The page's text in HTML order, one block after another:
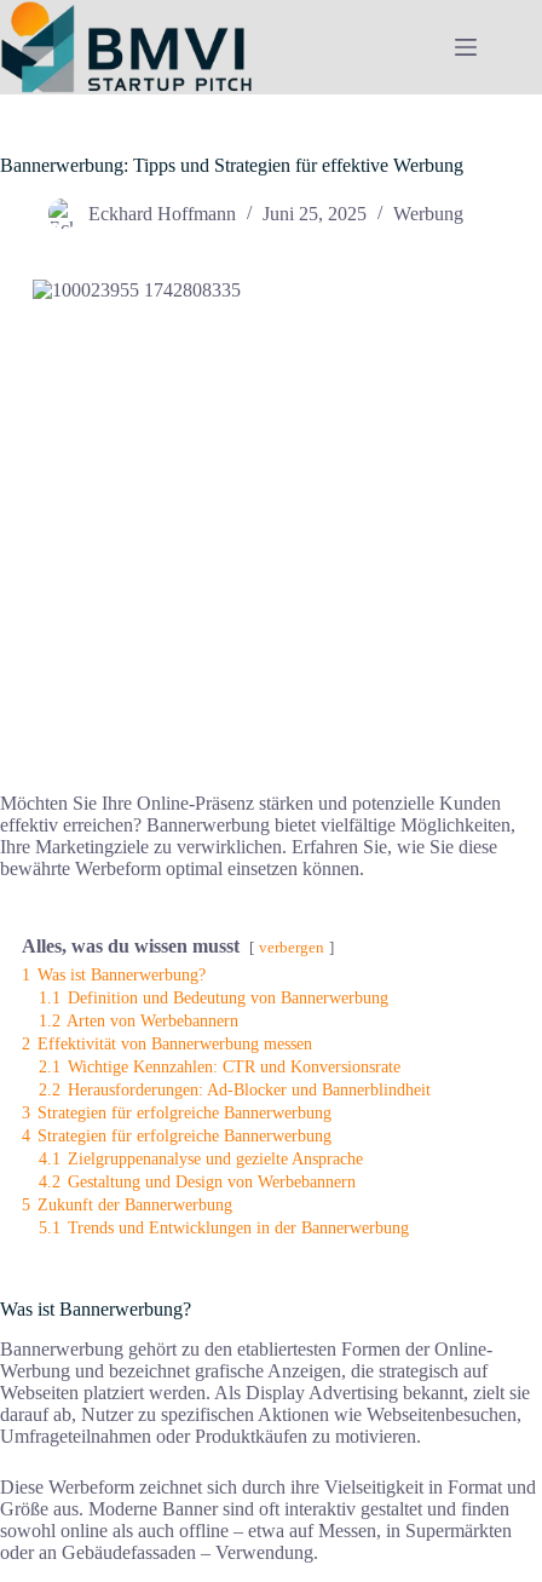
Zum
Inhalt
springen
Bannerwerbung: Tipps und Strategien für effektive Werbung
Eckhard Hoffmann Juni 25, 2025 Werbung
Möchten Sie Ihre Online-Präsenz stärken und potenzielle Kunden
effektiv erreichen? Bannerwerbung bietet vielfältige Möglichkeiten,
Ihre Marketingziele zu verwirklichen. Erfahren Sie, wie Sie diese
bewährte Werbeform optimal einsetzen können.
Alles, was du wissen musst verbergen
1 Was ist Bannerwerbung?
1.1 Definition und Bedeutung von Bannerwerbung
1.2 Arten von Werbebannern
2 Effektivität von Bannerwerbung messen
2.1 Wichtige Kennzahlen: CTR und Konversionsrate
2.2 Herausforderungen: Ad-Blocker und Bannerblindheit
3 Strategien für erfolgreiche Bannerwerbung
4 Strategien für erfolgreiche Bannerwerbung
4.1 Zielgruppenanalyse und gezielte Ansprache
4.2 Gestaltung und Design von Werbebannern
5 Zukunft der Bannerwerbung
5.1 Trends und Entwicklungen in der Bannerwerbung
Was ist Bannerwerbung?
Bannerwerbung gehört zu den etabliertesten Formen der Online-
Werbung und bezeichnet grafische Anzeigen, die strategisch auf
Webseiten platziert werden. Als Display Advertising bekannt, zielt sie
darauf ab, Nutzer zu spezifischen Aktionen wie Webseitenbesuchen,
Umfrageteilnahmen oder Produktkäufen zu motivieren.
Diese Werbeform zeichnet sich durch ihre Vielseitigkeit in Format und
Größe aus. Moderne Banner sind oft interaktiv gestaltet und finden
sowohl online als auch offline – etwa auf Messen, in Supermärkten
oder an Gebäudefassaden – Verwendung.